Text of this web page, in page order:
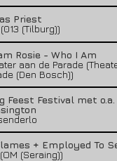
Priest
(Tilburg))
Rosie - Who I Am
aan de Parade
(Den Bosch))
Feest Festival met o.a.
+ Employed To
(Seraing))